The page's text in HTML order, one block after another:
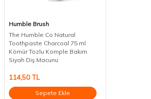
Humble Brush
The Humble Co Natural
Toothpaste Charcoal 75 ml
Kömür Tozlu Komple Bakım
Siyah Diş Macunu
114,50TL
Sepete Ekle